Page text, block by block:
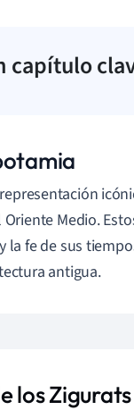
capítulo
Medio.
la fe de sus
antigua.
los Zigurats